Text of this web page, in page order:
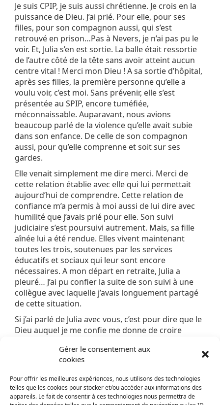
Gérer le consentement aux
cookies
Pour offrir les meilleures expériences, nous utilisons des technologies
telles que les cookies pour stocker et/ou accéder aux informations des
appareils. Le fait de consentir à ces technologies nous permettra de
Je suis CPIP, je suis aussi chrétienne. Je crois en la
puissance de Dieu. J’ai prié. Pour elle, pour ses
filles, pour son compagnon aussi, qui s’est
retrouvé en prison…Pas à Nevers, je n’ai pas pu le
voir. Et, Julia s’en est sortie. La balle était ressortie
de l’autre côté de la tête sans avoir atteint aucun
centre vital ! Merci mon Dieu ! A sa sortie d’hôpital,
après ses filles, la première personne qu’elle a
voulu voir, c’est moi. Sans prévenir, elle s’est
présentée au SPIP, encore tuméfiée,
méconnaissable. Auparavant, nous avions
beaucoup parlé de la violence qu’elle avait subie
dans son enfance. De celle de son compagnon
aussi, pour qu’elle comprenne et soit sur ses
gardes.
Elle venait simplement me dire merci. Merci de
cette relation établie avec elle qui lui permettait
aujourd’hui de comprendre. Cette relation de
confiance m’a permis à moi aussi de lui dire avec
humilité que j’avais prié pour elle. Son suivi
judiciaire s’est poursuivi autrement. Mais, sa fille
aînée lui a été rendue. Elles vivent maintenant
toutes les trois, soutenues par les services
éducatifs et sociaux qui leur sont encore
nécessaires. A mon départ en retraite, Julia a
pleuré… J’ai pu confier la suite de son suivi à une
collègue avec laquelle j’avais longuement partagé
de cette situation.
Si j’ai parlé de Julia avec vous, c’est pour dire que le
Dieu auquel je me confie me donne de croire
SPIP et à la Justice de ne pas avoir peur d’y croire
aussi. Arrêtons de ne voir que les mauvaises
conditions carcérales, la violence, la peur, l’échec, la
récidive, …Tout cela est, certes, problématique. Et,
il faut s’y pencher. Mais, regardons aussi, au-delà